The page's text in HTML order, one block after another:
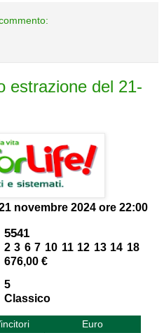
estrazione del 21-
novembre 2024 ore 22:00
5541
2 3 6 7 10 11 12 13 14 18
676,00 €
5
Classico
Euro